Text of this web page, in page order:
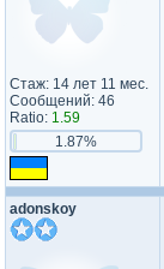
Стаж: 14 лет 11 мес.
Сообщений: 46
Ratio: 1.59
1.87%
adonskoy